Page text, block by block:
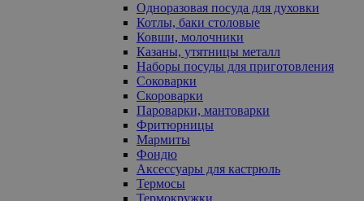
Одноразовая посуда для духовки
Котлы, баки столовые
Ковши, молочники
Казаны, утятницы металл
Наборы посуды для приготовления
Соковарки
Скороварки
Пароварки, мантоварки
Фритюрницы
Мармиты
Фондю
Аксессуары для кастрюль
Термосы
Термокружки